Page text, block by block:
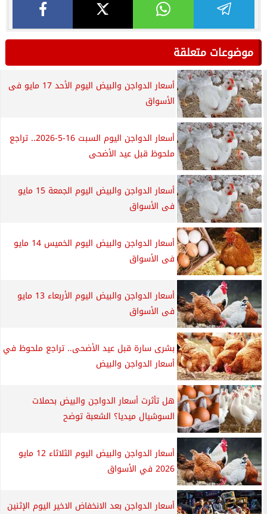
موضوعات متعلقة
أسعار الدواجن والبيض اليوم الأحد 17 مايو فى
الأسواق
أسعار الدواجن اليوم السبت 16-5-2026.. تراجع
ملحوظ قبل عيد الأضحى
أسعار الدواجن والبيض اليوم الجمعة 15 مايو
فى الأسواق
أسعار الدواجن والبيض اليوم الخميس 14 مايو
فى الأسواق
أسعار الدواجن والبيض اليوم الأربعاء 13 مايو
فى الأسواق
بشرى سارة قبل عيد الأضحى.. تراجع ملحوظ في
أسعار الدواجن والبيض
هل تأثرت أسعار الدواجن والبيض بحملات
السوشيال ميديا؟ الشعبة توضح
أسعار الدواجن والبيض اليوم الثلاثاء 12 مايو
2026 في الأسواق
أسعار الدواجن بعد الانخفاض الاخير اليوم الإثنين